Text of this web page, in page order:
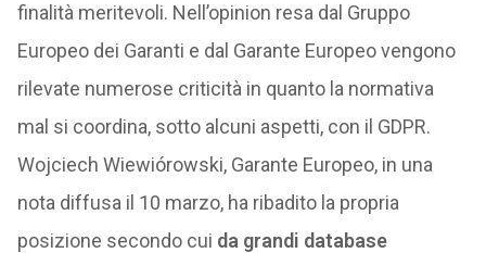
finalità meritevoli. Nell’opinion resa dal Gruppo
Europeo dei Garanti e dal Garante Europeo vengono
rilevate numerose criticità in quanto la normativa
mal si coordina, sotto alcuni aspetti, con il GDPR.
Wojciech Wiewiórowski, Garante Europeo, in una
nota diffusa il 10 marzo, ha ribadito la propria
posizione secondo cui da grandi database